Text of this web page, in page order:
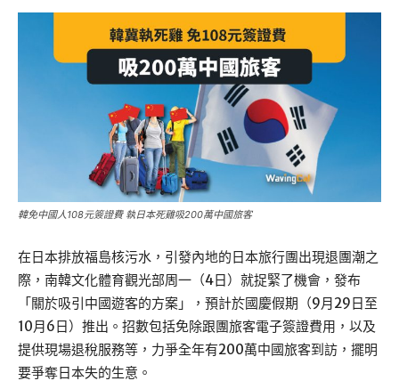
韓免中國人108元簽證費 執日本死雞吸200萬中國旅客
在日本排放福島核污水，引發內地的日本旅行團出現退團潮之
際，南韓文化體育觀光部周一（4日）就捉緊了機會，發布
「關於吸引中國遊客的方案」，預計於國慶假期（9月29日至
10月6日）推出。招數包括免除跟團旅客電子簽證費用，以及
提供現場退稅服務等，力爭全年有200萬中國旅客到訪，擺明
要爭奪日本失的生意。